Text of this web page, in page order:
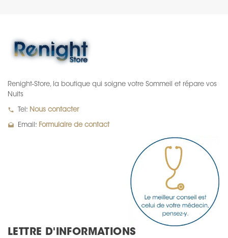
Renight-Store, la boutique qui soigne votre Sommeil et répare vos
Nuits
local_phone Tel: Nous contacter
drafts Email: Formulaire de contact
LETTRE D'INFORMATIONS